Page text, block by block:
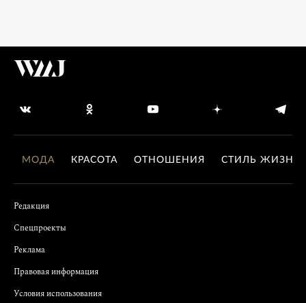
МОДА КРАСОТА ОТНОШЕНИЯ СТИЛЬ ЖИЗНИ
Редакция
Спецпроекты
Реклама
Правовая информация
Условия использования